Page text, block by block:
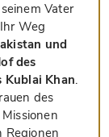
Vater
Weg
und
des
Kublai Khan.
des
Regionen